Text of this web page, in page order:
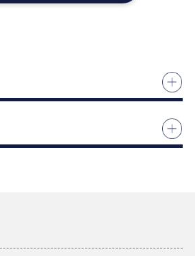
テランならではの豊富な知識で
格を丁寧に解説してくださり、終
感じたのは、情報の囲い込み等
いう徹底した透明性です。この誠
自信を持って紹介できる不動産